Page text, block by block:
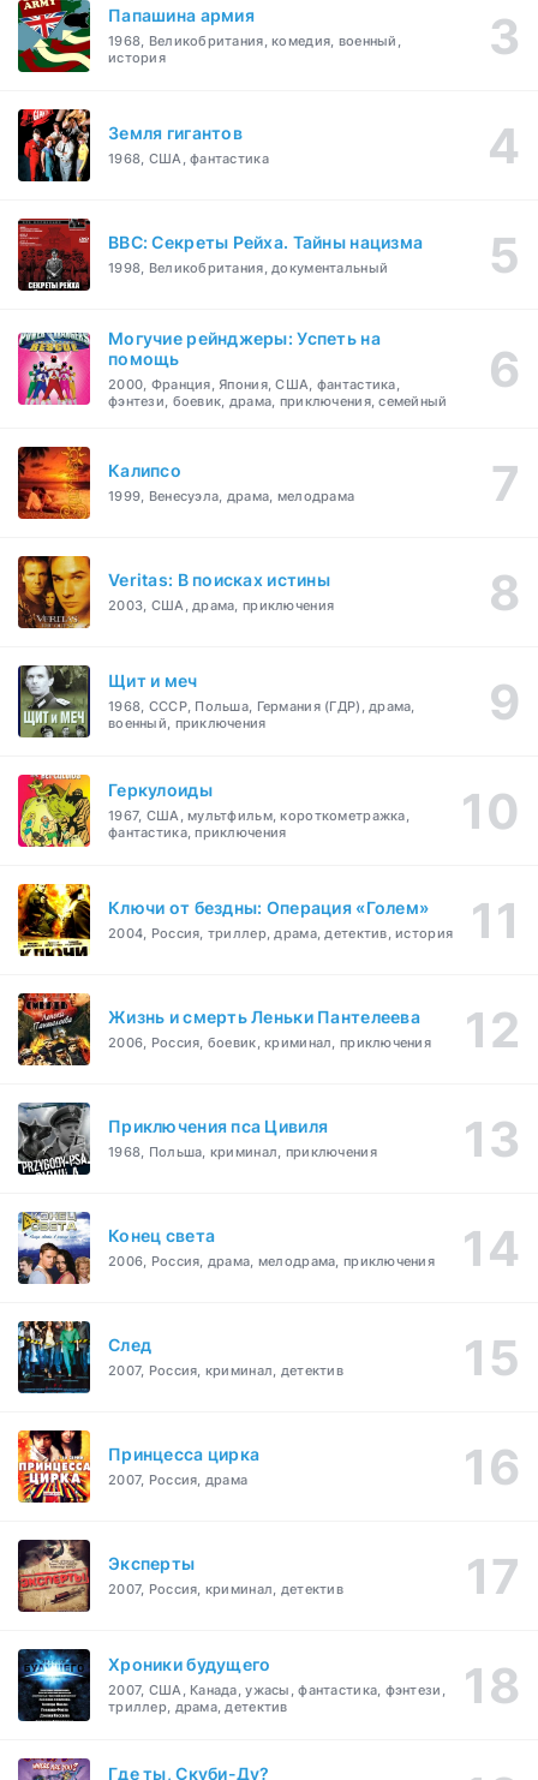
Папашина армия
1968, Великобритания, комедия, военный,
история
Земля гигантов
1968, США, фантастика
BBC: Секреты Рейха. Тайны нацизма
1998, Великобритания, документальный
Могучие рейнджеры: Успеть на
помощь
2000, Франция, Япония, США, фантастика,
фэнтези, боевик, драма, приключения, семейный
Калипсо
1999, Венесуэла, драма, мелодрама
Veritas: В поисках истины
2003, США, драма, приключения
Щит и меч
1968, СССР, Польша, Германия (ГДР), драма,
военный, приключения
Геркулоиды
1967, США, мультфильм, короткометражка,
фантастика, приключения
Ключи от бездны: Операция «Голем»
2004, Россия, триллер, драма, детектив, история
Жизнь и смерть Леньки Пантелеева
2006, Россия, боевик, криминал, приключения
Приключения пса Цивиля
1968, Польша, криминал, приключения
Конец света
2006, Россия, драма, мелодрама, приключения
След
2007, Россия, криминал, детектив
Принцесса цирка
2007, Россия, драма
Эксперты
2007, Россия, криминал, детектив
Хроники будущего
2007, США, Канада, ужасы, фантастика, фэнтези,
триллер, драма, детектив
Где ты, Скуби-Ду?